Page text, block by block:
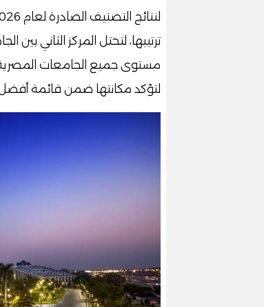
ترتيبها، لتحتل المركز الثاني
مستوى جميع الجامعات المصرية
لتؤكد مكانتها ضمن قائمة أفضل 20 جامعة على مستوى